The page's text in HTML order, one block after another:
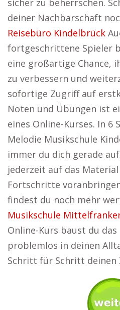
sicher zu beherrschen.
deiner Nachbarschaft
Reisebüro Kindelbrück
fortgeschrittene Spieler
eine großartige Chance,
zu verbessern und
sofortige Zugriff auf
Noten und Übungen ist
eines Online-Kurses. In
Melodie Musikschule
immer du dich gerade
jederzeit auf das
Fortschritte
findest du noch mehr
Musikschule
Online-Kurs baust du das
problemlos in deinen
Schritt für Schritt deinen